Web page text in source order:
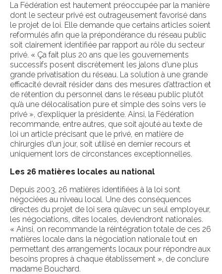
La Fédération est hautement préoccupée par la manière
dont le secteur privé est outrageusement favorisé dans
le projet de loi. Elle demande que certains articles soient
reformulés afin que la prépondérance du réseau public
soit clairement identifiée par rapport au rôle du secteur
privé. « Ça fait plus 20 ans que les gouvernements
successifs posent discrètement les jalons d’une plus
grande privatisation du réseau. La solution à une grande
efficacité devrait résider dans des mesures d’attraction et
de rétention du personnel dans le réseau public plutôt
qu’à une délocalisation pure et simple des soins vers le
privé », d’expliquer la présidente. Ainsi, la Fédération
recommande, entre autres, que soit ajouté au texte de
loi un article précisant que le privé, en matière de
chirurgies d’un jour, soit utilisé en dernier recours et
uniquement lors de circonstances exceptionnelles.
Les 26 matières locales au national
Depuis 2003, 26 matières identifiées à la loi sont
négociées au niveau local. Une des conséquences
directes du projet de loi sera qu’avec un seul employeur,
les négociations, dites locales, deviendront nationales.
« Ainsi, on recommande la réintégration totale de ces 26
matières locale dans la négociation nationale tout en
permettant des arrangements locaux pour répondre aux
besoins propres à chaque établissement », de conclure
madame Bouchard.